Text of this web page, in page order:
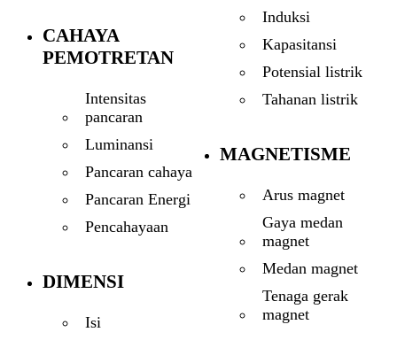
CAHAYA
PEMOTRETAN
Intensitas
pancaran
Luminansi
Pancaran cahaya
Pancaran Energi
Pencahayaan
DIMENSI
Isi
Induksi
Kapasitansi
Potensial listrik
Tahanan listrik
MAGNETISME
Arus magnet
Gaya medan
magnet
Medan magnet
Tenaga gerak
magnet